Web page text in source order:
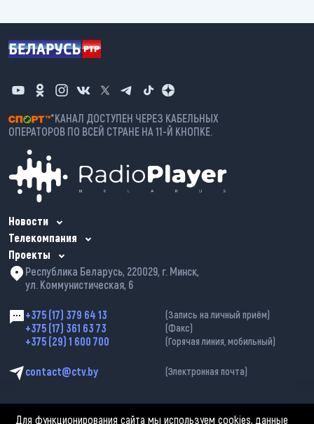
*КАНАЛ ДОСТУПЕН ЧЕРЕЗ КАБЕЛЬНЫХ
ОПЕРАТОРОВ ПО ВСЕЙ СТРАНЕ НА 11-Й КНОПКЕ.
Новости
Телекомпания
Проекты
Республика Беларусь, 220029, г. Минск,
ул. Коммунистическая, 6
+375 (17) 379 64 13 (Запись на личный приём)
+375 (17) 361 63 73 (Факс)
+375 (29) 1 600 700 (Горячая линия, мобильный)
contact@ctv.by (Электронная почта)
Для функционирования сайта мы используем cookies, данные